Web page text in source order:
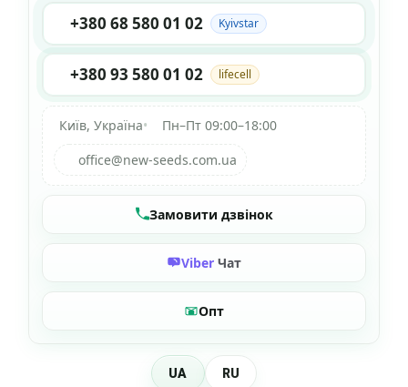
+380 68 580 01 02 Kyivstar
+380 93 580 01 02 lifecell
Київ, Україна•
Пн–Пт 09:00–18:00
office@new-seeds.com.ua
Замовити дзвінок
Viber Чат
Опт
UA RU